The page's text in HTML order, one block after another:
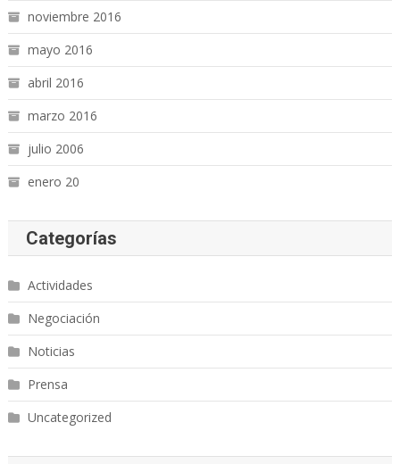
noviembre 2016
mayo 2016
abril 2016
marzo 2016
julio 2006
enero 20
Categorías
Actividades
Negociación
Noticias
Prensa
Uncategorized